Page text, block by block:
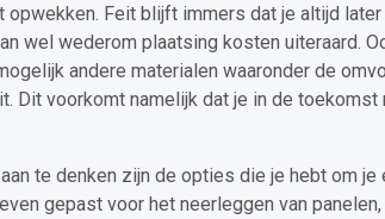
Feit blijft immers dat je altijd
wel wederom plaatsing kosten uiteraard.
andere materialen waaronder de
Dit voorkomt namelijk dat je in de
te denken zijn de opties die je hebt om je
gepast voor het neerleggen van